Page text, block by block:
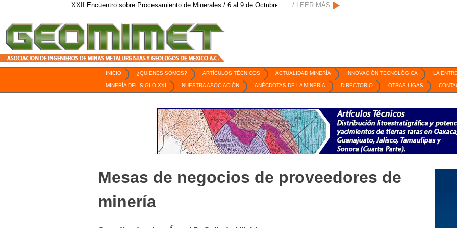
XXII Encuentro sobre Procesamiento de Minerales / 6 al 9 de Octubre de 2026 / San Luis Potosí, SLP / Mexico Mining Forum / 2 de
/ LEER MÁS
INICIO ¿QUIENES SOMOS? ARTÍCULOS TÉCNICOS ACTUALIDAD MINERÍA INNOVACIÓN TECNOLÓGICA LA
MINERÍA DEL SIGLO XXI NUESTRA ASOCIACIÓN ANÉCDOTAS DE LA MINERÍA DIRECTORIO OTRAS LIGAS
Mesas de negocios de proveedores de
minería